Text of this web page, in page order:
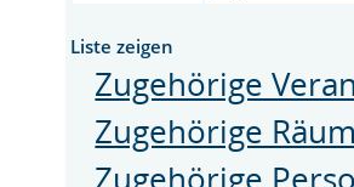
Liste zeigen
Zugehörige
Zugehörige
Zugehörige